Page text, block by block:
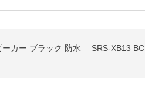
カー ブラック 防水 SRS-XB13 BC